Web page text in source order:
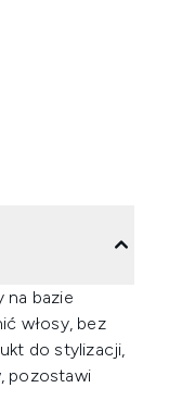
na bazie
włosy, bez
do stylizacji,
pozostawi